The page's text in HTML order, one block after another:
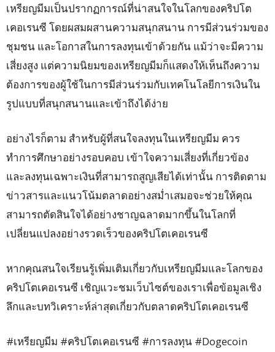
เหรียญมีมเป็นปรากฏการณ์ที่น่าสนใจในโลกของคริปโต
เคอเรนซี โดยผสมผสานความสนุกสนาน การมีส่วนร่วมของ
ชุมชน และโอกาสในการลงทุนเข้าด้วยกัน แม้ว่าจะมีความ
เสี่ยงสูง แต่ความนิยมของเหรียญมีมก็แสดงให้เห็นถึงความ
ต้องการของผู้ใช้ในการมีส่วนร่วมกับเทคโนโลยีการเงินใน
รูปแบบที่สนุกสนานและเข้าถึงได้ง่าย
อย่างไรก็ตาม สำหรับผู้ที่สนใจลงทุนในเหรียญมีม ควร
ทำการศึกษาอย่างรอบคอบ เข้าใจความเสี่ยงที่เกี่ยวข้อง
และลงทุนเฉพาะเงินที่สามารถสูญเสียได้เท่านั้น การติดตาม
ข่าวสารและแนวโน้มตลาดอย่างสม่ำเสมอจะช่วยให้คุณ
สามารถตัดสินใจได้อย่างชาญฉลาดมากขึ้นในโลกที่
เปลี่ยนแปลงอย่างรวดเร็วของคริปโตเคอเรนซี
หากคุณสนใจเรียนรู้เพิ่มเติมเกี่ยวกับเหรียญมีมและโลกของ
คริปโตเคอเรนซี เชิญแวะชมเว็บไซต์ของเราเพื่อข้อมูลเชิง
ลึกและบทวิเคราะห์ล่าสุดเกี่ยวกับตลาดคริปโตเคอเรนซี
#เหรียญมีม #คริปโตเคอเรนซี #การลงทุน #Dogecoin